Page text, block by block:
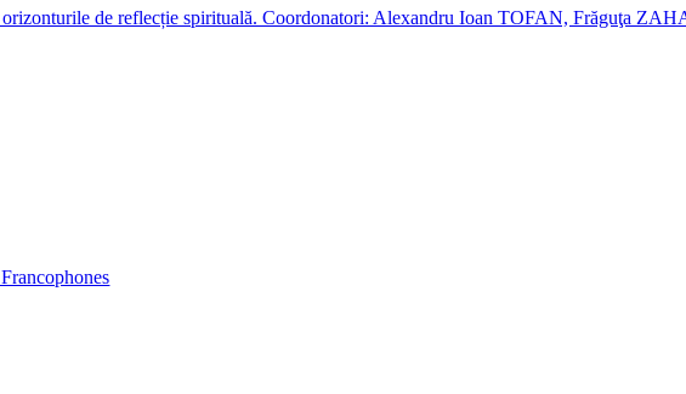
de reflecție spirituală. Coordonatori: Alexandru Ioan TOFAN, Frăguţa